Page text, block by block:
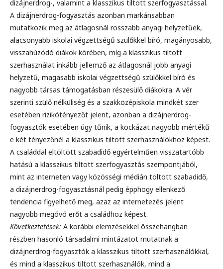
dizájnerdrog-, valamint a klasszikus tiltott szerfogyasztással.
A dizájnerdrog-fogyasztás azonban markánsabban
mutatkozik meg az átlagosnál rosszabb anyagi helyzetűek,
alacsonyabb iskolai végzettségű szülőkkel bíró, magányosabb,
visszahúzódó diákok körében, míg a klasszikus tiltott
szerhasználat inkább jellemző az átlagosnál jobb anyagi
helyzetű, magasabb iskolai végzettségű szülőkkel bíró és
nagyobb társas támogatásban részesülő diákokra. A vér
szerinti szülő nélküliség és a szakközépiskola mindkét szer
esetében rizikótényezőt jelent, azonban a dizájnerdrog-
fogyasztók esetében úgy tűnik, a kockázat nagyobb mértékű
e két tényezőnél a klasszikus tiltott szerhasználókhoz képest.
A családdal eltöltött szabadidő egyértelműen visszatartóbb
hatású a klasszikus tiltott szerfogyasztás szempontjából,
mint az interneten vagy közösségi médián töltött szabadidő,
a dizájnerdrog-fogyasztásnál pedig épphogy ellenkező
tendencia figyelhető meg, azaz az internetezés jelent
nagyobb megóvó erőt a családhoz képest.
Következtetések: A korábbi elemzésekkel összehangban
részben hasonló társadalmi mintázatot mutatnak a
dizájnerdrog-fogyasztók a klasszikus tiltott szerhasználókkal,
és mind a klasszikus tiltott szerhasználók, mind a